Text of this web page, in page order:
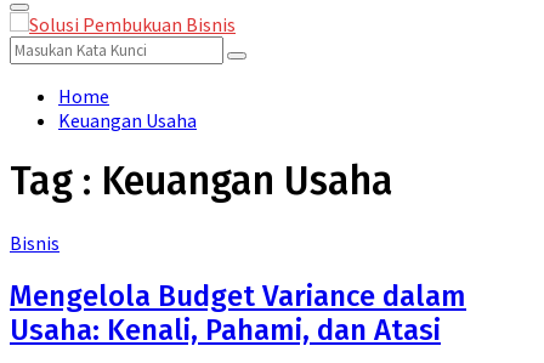
for:
Primary
Menu
Search
for:
Search
Home
Keuangan Usaha
Tag : Keuangan Usaha
Bisnis
Mengelola Budget Variance dalam
Usaha: Kenali, Pahami, dan Atasi